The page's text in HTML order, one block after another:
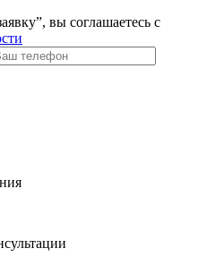
вы соглашаетесь с